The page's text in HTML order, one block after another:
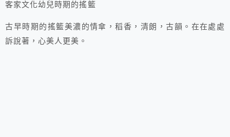
客家文化幼兒時期的搖籃
古早時期的搖籃美濃的情傘，稻香，清朗，古韻。在在處處
訴說著，心美人更美。